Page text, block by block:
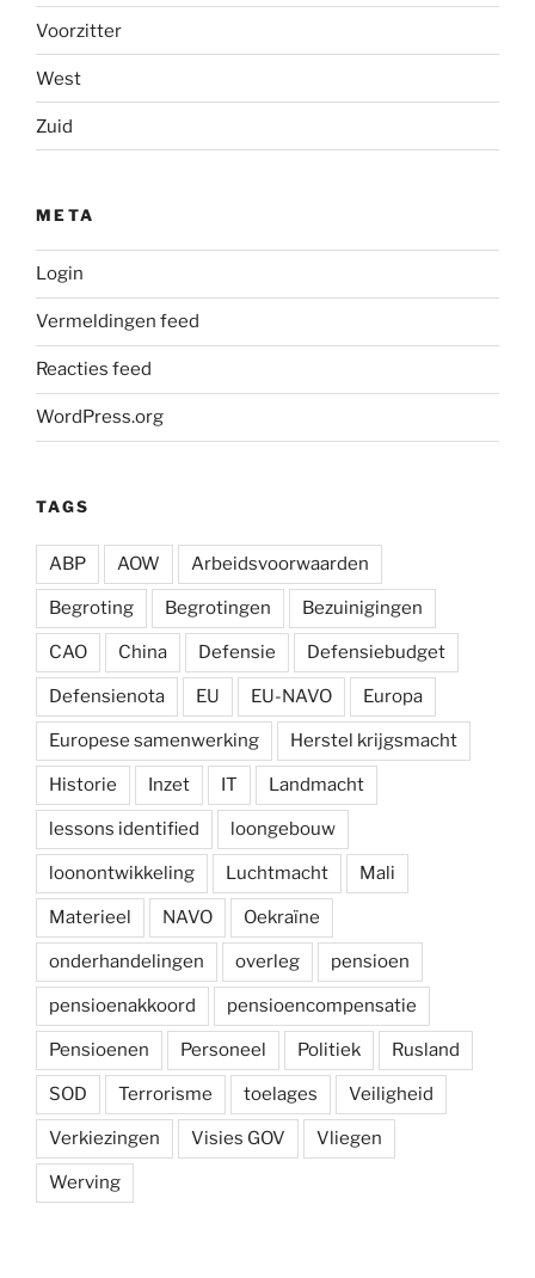
Voorzitter
West
Zuid
META
Login
Vermeldingen feed
Reacties feed
WordPress.org
TAGS
ABP AOW Arbeidsvoorwaarden
Begroting Begrotingen Bezuinigingen
CAO China Defensie Defensiebudget
Defensienota EU EU-NAVO Europa
Europese samenwerking Herstel krijgsmacht
Historie Inzet IT Landmacht
lessons identified loongebouw
loonontwikkeling Luchtmacht Mali
Materieel NAVO Oekraïne
onderhandelingen overleg pensioen
pensioenakkoord pensioencompensatie
Pensioenen Personeel Politiek Rusland
SOD Terrorisme toelages Veiligheid
Verkiezingen Visies GOV Vliegen
Werving